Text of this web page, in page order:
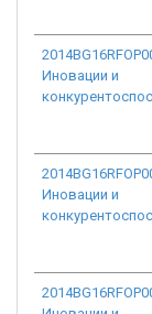
Иновации и
Иновации и